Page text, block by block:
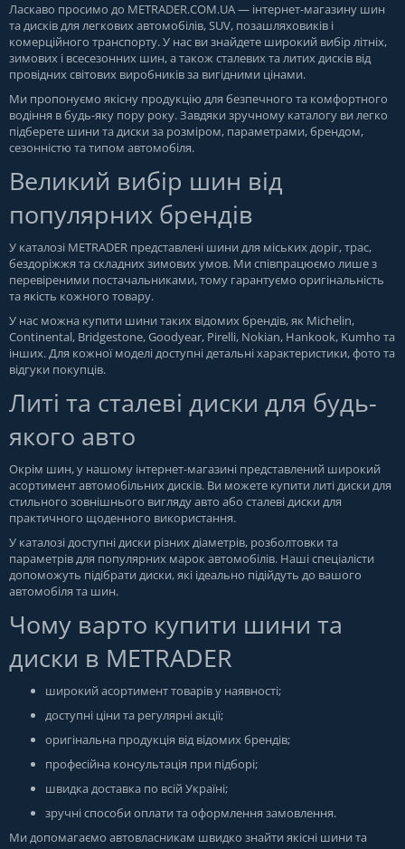
Ласкаво просимо до METRADER.COM.UA— інтернет-магазину шин
та дисків для легкових автомобілів, SUV, позашляховиків і
комерційного транспорту. У нас ви знайдете широкий вибір літніх,
зимових і всесезонних шин, а також сталевих та литих дисків від
провідних світових виробників за вигідними цінами.
Ми пропонуємо якісну продукцію для безпечного та комфортного
водіння в будь-яку пору року. Завдяки зручному каталогу ви легко
підберете шини та диски за розміром, параметрами, брендом,
сезонністю та типом автомобіля.
Великий вибір шин від
популярних брендів
У каталозі METRADER представлені шини для міських доріг, трас,
бездоріжжя та складних зимових умов. Ми співпрацюємо лише з
перевіреними постачальниками, тому гарантуємо оригінальність
та якість кожного товару.
У нас можна купити шини таких відомих брендів, як Michelin,
Continental, Bridgestone, Goodyear, Pirelli, Nokian, Hankook, Kumho та
інших. Для кожної моделі доступні детальні характеристики, фото та
відгуки покупців.
Литі та сталеві диски для будь-
якого авто
Окрім шин, у нашому інтернет-магазині представлений широкий
асортимент автомобільних дисків. Ви можете купити литі диски для
стильного зовнішнього вигляду авто або сталеві диски для
практичного щоденного використання.
У каталозі доступні диски різних діаметрів, розболтовки та
параметрів для популярних марок автомобілів. Наші спеціалісти
допоможуть підібрати диски, які ідеально підійдуть до вашого
автомобіля та шин.
Чому варто купити шини та
диски в METRADER
широкий асортимент товарів у наявності;
доступні ціни та регулярні акції;
оригінальна продукція від відомих брендів;
професійна консультація при підборі;
швидка доставка по всій Україні;
зручні способи оплати та оформлення замовлення.
Ми допомагаємо автовласникам швидко знайти якісні шини та